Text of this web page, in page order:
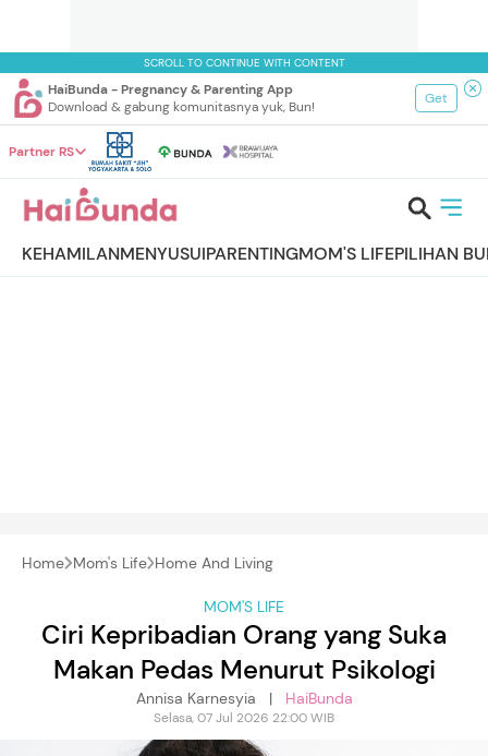
SCROLL TO CONTINUE WITH CONTENT
HaiBunda - Pregnancy & Parenting App
Download & gabung komunitasnya yuk, Bun!
Get
Partner RS
KEHAMILANMENYUSUIPARENTINGMOM'S LIFEPILIHAN
Home Mom's Life Home And Living
MOM'S LIFE
Ciri Kepribadian Orang yang Suka
Makan Pedas Menurut Psikologi
Annisa Karnesyia | HaiBunda
Selasa, 07 Jul 2026 22:00 WIB